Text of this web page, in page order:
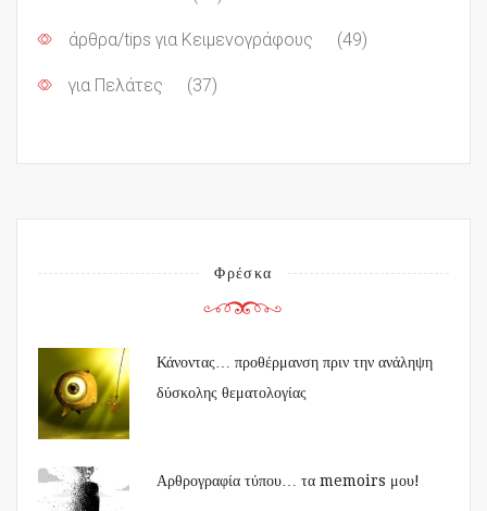
άρθρα/tips για Κειμενογράφους (49)
για Πελάτες (37)
Φρέσκα
Κάνοντας… προθέρμανση πριν την ανάληψη
δύσκολης θεματολογίας
Αρθρογραφία τύπου… τα memoirs μου!